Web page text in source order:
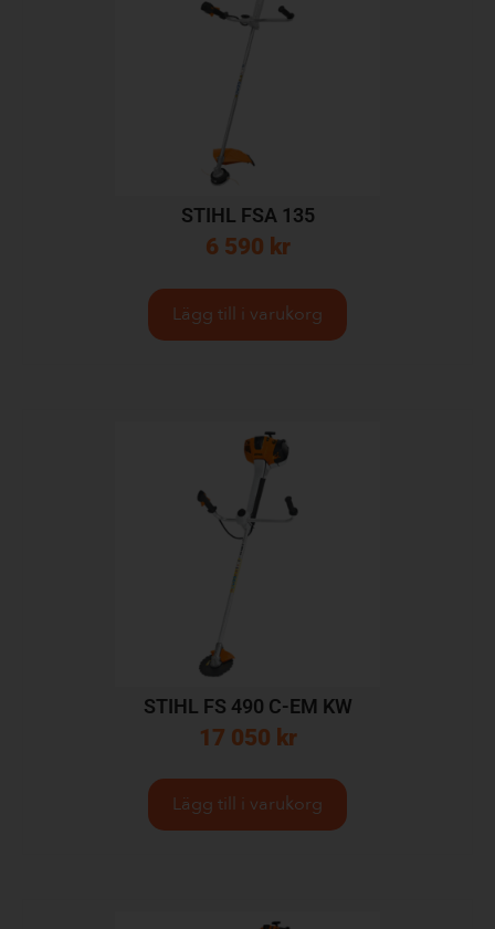
STIHL FSA 135
6 590 kr
Lägg till i varukorg
STIHL FS 490 C-EM KW
17 050 kr
Lägg till i varukorg